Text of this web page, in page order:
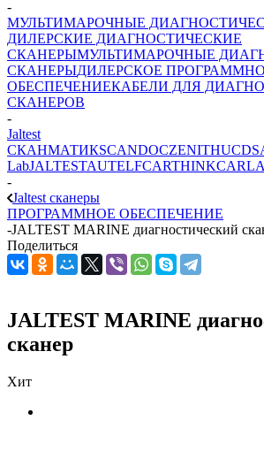
-
МУЛЬТИМАРОЧНЫЕ
ДИЛЕРСКИЕ ДИАГНОСТИЧЕСКИЕ
СКАНЕРЫМУЛЬТИМАРОЧНЫЕ
СКАНЕРЫДИЛЕРСКОЕ
ОБЕСПЕЧЕНИЕКАБЕЛИ ДЛЯ
СКАНЕРОВ
-
Jaltest
СКАНМАТИКSCANDOCZENITHUCDS
LabJALTESTAUTELFCARTHINKCAR
-
Jaltest сканеры
ПРОГРАММНОЕ ОБЕСПЕЧЕНИЕ
-JALTEST MARINE диагностический
Поделиться
JALTEST MARINE
сканер
Хит